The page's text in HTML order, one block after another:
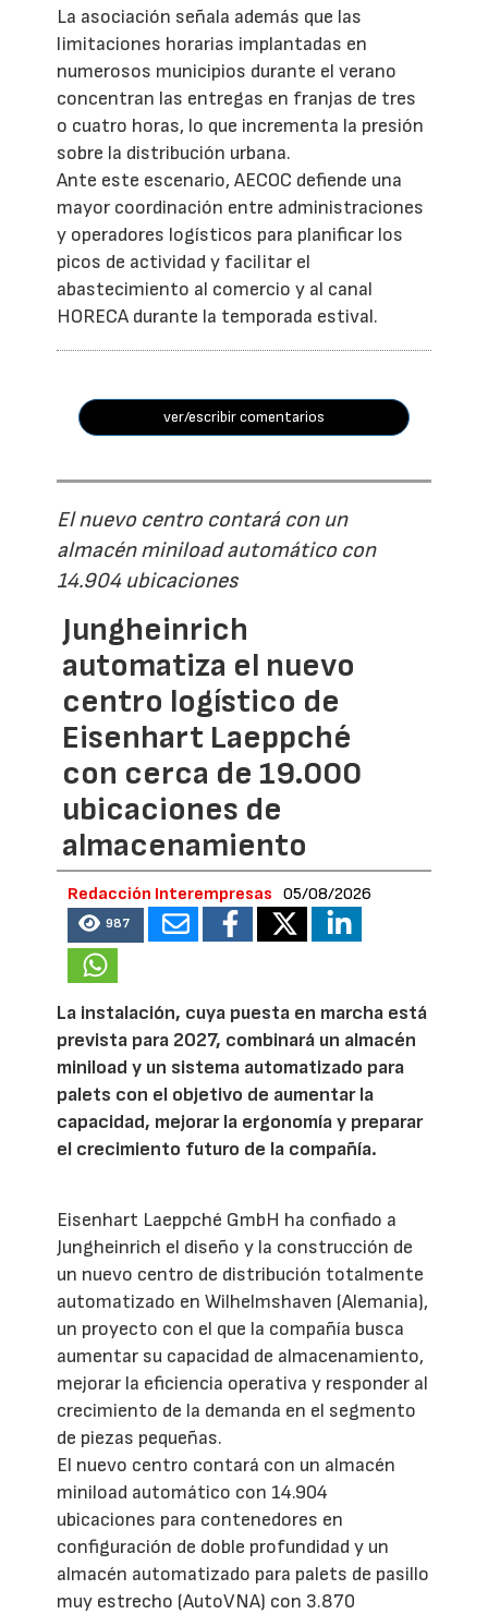
La asociación señala además que las
limitaciones horarias implantadas en
numerosos municipios durante el verano
concentran las entregas en franjas de tres
o cuatro horas, lo que incrementa la presión
sobre la distribución urbana.
Ante este escenario, AECOC defiende una
mayor coordinación entre administraciones
y operadores logísticos para planificar los
picos de actividad y facilitar el
abastecimiento al comercio y al canal
HORECA durante la temporada estival.
ver/escribir comentarios
El nuevo centro contará con un
almacén miniload automático con
14.904 ubicaciones
Jungheinrich
automatiza el nuevo
centro logístico de
Eisenhart Laeppché
con cerca de 19.000
ubicaciones de
almacenamiento
Redacción Interempresas 05/08/2026
987
La instalación, cuya puesta en marcha está
prevista para 2027, combinará un almacén
miniload y un sistema automatizado para
palets con el objetivo de aumentar la
capacidad, mejorar la ergonomía y preparar
el crecimiento futuro de la compañía.
Eisenhart Laeppché GmbH ha confiado a
Jungheinrich el diseño y la construcción de
un nuevo centro de distribución totalmente
automatizado en Wilhelmshaven (Alemania),
un proyecto con el que la compañía busca
aumentar su capacidad de almacenamiento,
mejorar la eficiencia operativa y responder al
crecimiento de la demanda en el segmento
de piezas pequeñas.
El nuevo centro contará con un almacén
miniload automático con 14.904
ubicaciones para contenedores en
configuración de doble profundidad y un
almacén automatizado para palets de pasillo
muy estrecho (AutoVNA) con 3.870